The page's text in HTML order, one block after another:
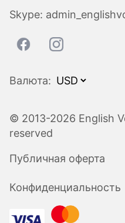
Skype:
Валюта:
© 2013-2026 English
reserved
Публичная оферта
Конфиденциальность